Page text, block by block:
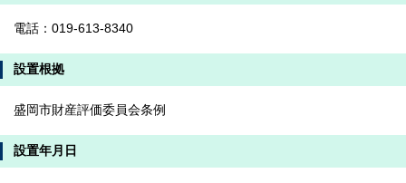
電話：019-613-8340
設置根拠
盛岡市財産評価委員会条例
設置年月日